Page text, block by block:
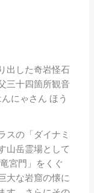
出した奇岩怪石
三十四箇所観音
にゃさん ほう
スの「ダイナミ
山岳霊場として
宮門」をくぐ
大な岩窟の懐に